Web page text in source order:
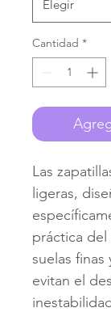
Cantidad *
Las
ligeras,
práctica
suelas finas
evitan el